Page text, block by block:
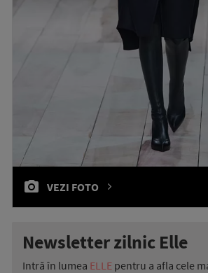
VEZI FOTO
Newsletter zilnic Elle
Intră în lumea ELLE pentru a afla cele